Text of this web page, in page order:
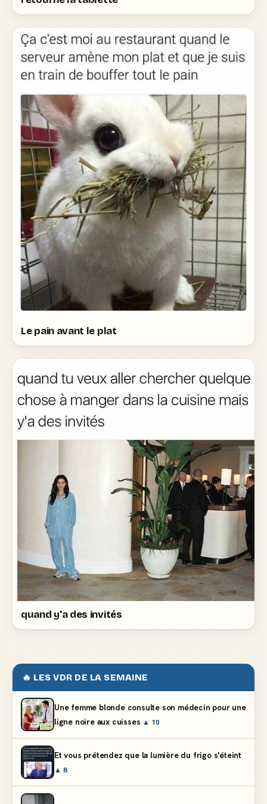
Le pain avant le plat
quand y'a des invités
🔥 LES VDR DE LA SEMAINE
Une femme blonde consulte son médecin pour une
ligne noire aux cuisses ▲ 10
Et vous prétendez que la lumière du frigo s'éteint
▲ 8